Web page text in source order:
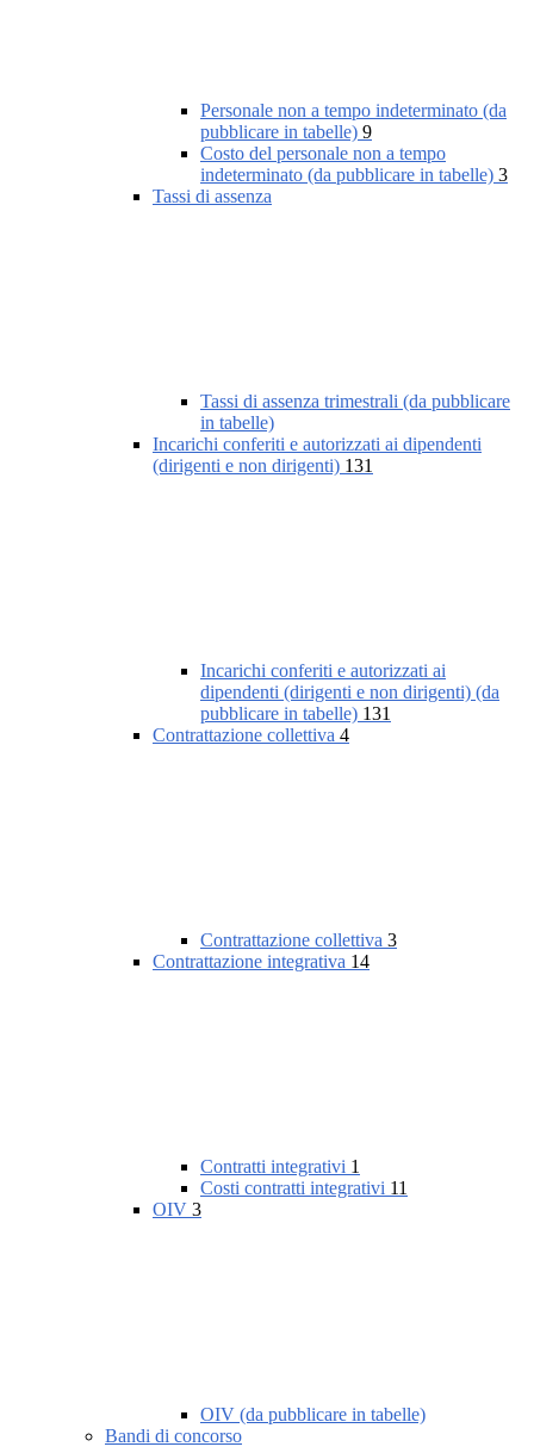
Personale non a tempo indeterminato (da
pubblicare in tabelle) 9
Costo del personale non a tempo
indeterminato (da pubblicare in tabelle) 3
Tassi di assenza
Tassi di assenza trimestrali (da pubblicare
in tabelle)
Incarichi conferiti e autorizzati ai dipendenti
(dirigenti e non dirigenti) 131
Incarichi conferiti e autorizzati ai
dipendenti (dirigenti e non dirigenti) (da
pubblicare in tabelle) 131
Contrattazione collettiva 4
Contrattazione collettiva 3
Contrattazione integrativa 14
Contratti integrativi 1
Costi contratti integrativi 11
OIV 3
OIV (da pubblicare in tabelle)
Bandi di concorso